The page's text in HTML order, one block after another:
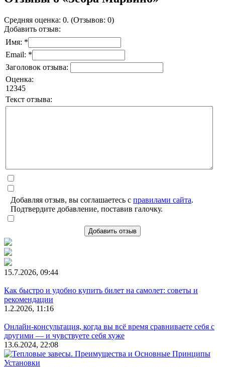
Средняя оценка: 0. (Отзывов: 0)
Добавить отзыв:
Имя: *
Email: *
Заголовок отзыва:
Оценка:
1 2345
Текст отзыва:
Добавляя отзыв, вы соглашаетесь с правилами сайта.
Подтвердите добавление, поставив галочку.
Добавить отзыв
15.7.2026, 09:44
Как быстро и удобно купить билет на самолет: советы и
рекомендации
1.2.2026, 11:16
Онлайн-консультация, когда вы всё время сравниваете себя с
другими — и чувствуете себя хуже
13.6.2024, 22:08